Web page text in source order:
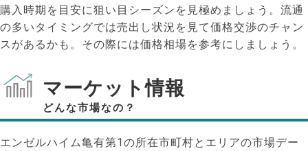
購入時期を目安に狙い目シーズンを見極めましょう。流通
の多いタイミングでは売出し状況を見て価格交渉のチャン
スがあるかも。その際には価格相場を参考にしましょう。
マーケット情報
どんな市場なの？
エンゼルハイム亀有第1の所在市町村とエリアの市場デー